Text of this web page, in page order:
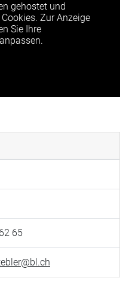
gehostet und
Zur Anzeige
Sie Ihre
65